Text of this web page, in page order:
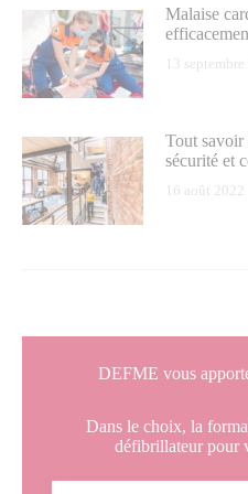
Malaise
13
Tout savoir
sécurité et
16 août 2022
DEFME vous
Dans le choix, la
défibrillateur pour